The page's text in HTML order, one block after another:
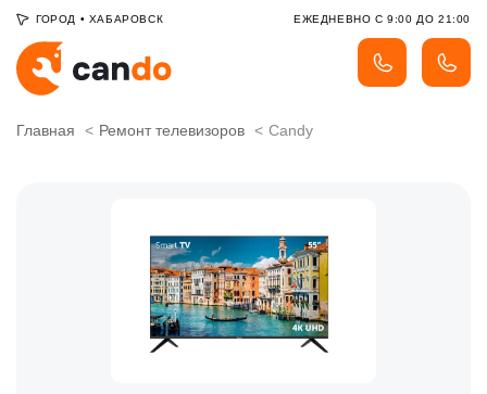
ГОРОД • ХАБАРОВСК ЕЖЕДНЕВНО С 9:00 ДО 21:00
Главная Ремонт телевизоров Candy